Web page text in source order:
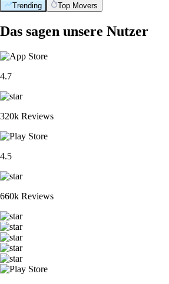
Trending Top Movers
Das sagen unsere Nutzer
4.7
320k Reviews
4.5
660k Reviews